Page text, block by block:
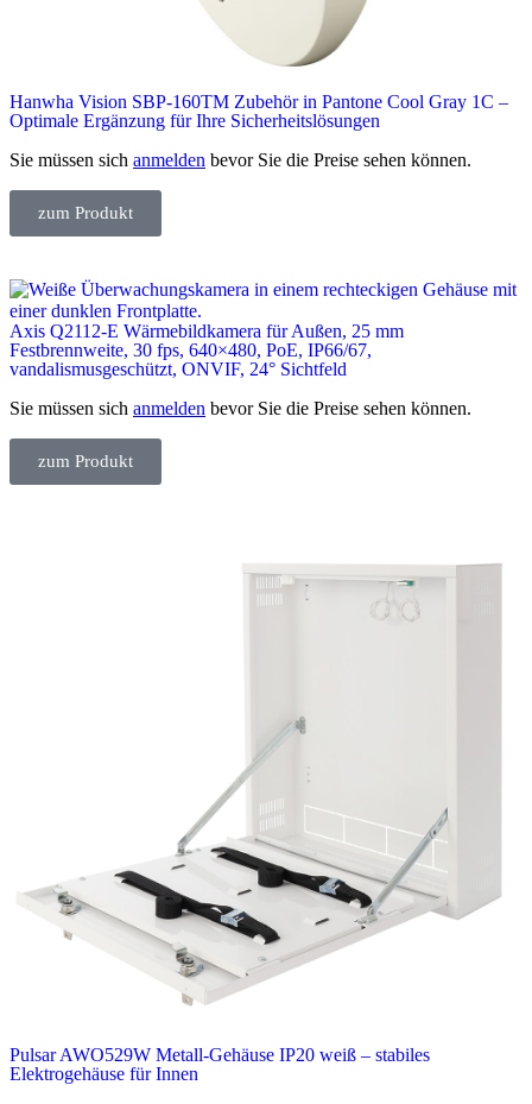
Hanwha Vision SBP-160TM Zubehör in Pantone Cool Gray 1C –
Optimale Ergänzung für Ihre Sicherheitslösungen
Sie müssen sich anmelden bevor Sie die Preise sehen können.
zum Produkt
Axis Q2112-E Wärmebildkamera für Außen, 25 mm
Festbrennweite, 30 fps, 640×480, PoE, IP66/67,
vandalismusgeschützt, ONVIF, 24° Sichtfeld
Sie müssen sich anmelden bevor Sie die Preise sehen können.
zum Produkt
Pulsar AWO529W Metall-Gehäuse IP20 weiß – stabiles
Elektrogehäuse für Innen